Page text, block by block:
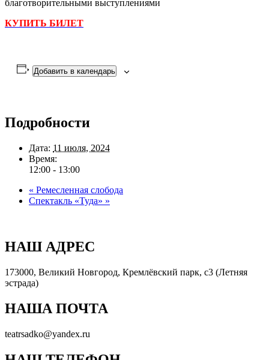
благотворительными выступлениями
КУПИТЬ БИЛЕТ
Добавить в календарь
Подробности
Дата: 11 июля, 2024
Время:
12:00 - 13:00
« Ремесленная слобода
Спектакль «Туда» »
НАШ АДРЕС
173000, Великий Новгород, Кремлёвский парк, с3 (Летняя
эстрада)
НАША ПОЧТА
teatrsadko@yandex.ru